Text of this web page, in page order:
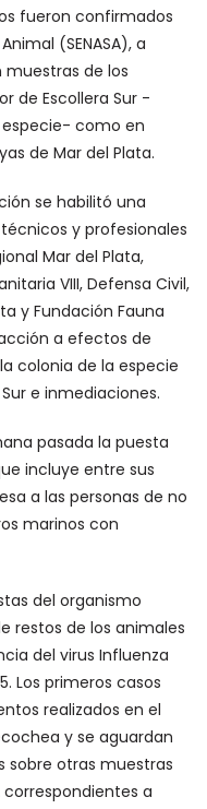
fueron confirmados
(SENASA), a
de los
de Escollera Sur -
como en
de Mar del Plata.
se habilitó una
y profesionales
Mar del Plata,
VIII, Defensa Civil,
y Fundación Fauna
a efectos de
colonia de la especie
e inmediaciones.
pasada la puesta
incluye entre sus
a las personas de no
marinos con
del organismo
restos de los animales
del virus Influenza
Los primeros casos
realizados en el
y se aguardan
sobre otras muestras
correspondientes a